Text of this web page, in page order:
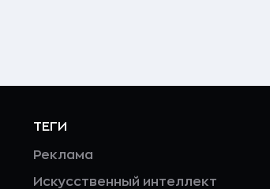
ТЕГИ
Реклама
Искусственный интеллект